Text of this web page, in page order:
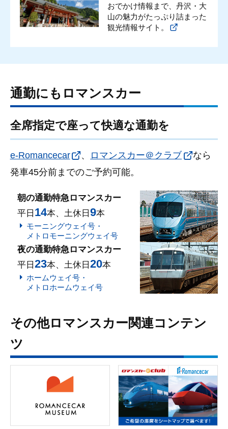
おでかけ情報まで、丹沢・大
山の魅力がたっぷり詰まった
観光情報サイト。
通勤にもロマンスカー
全席指定で座って快適な通勤を
e-Romancecar 、 ロマンスカー＠クラブ
なら
発車45分前までのご予約可能。
朝の通勤特急ロマンスカー
平日 14本、土休日 9本
モーニングウェイ号・
メトロモーニングウェイ号
夜の通勤特急ロマンスカー
平日 23本、土休日 20本
ホームウェイ号・
メトロホームウェイ号
その他ロマンスカー関連コンテン
ツ